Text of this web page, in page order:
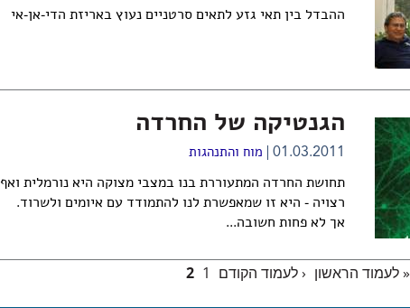
ההבדל בין תאי גזע לתאים סרטניים נעוץ באריזת הדי-אן-אי
הגנטיקה של החרדה
01.03.2011 מוח והתנהגות
תחושת החרדה המתעוררת בנו במצבי מצוקה היא נורמלית ואף
רצויה - היא זו שמאפשרת לנו להתמודד עם איומים ולשרוד.
אך לא פחות חשובה...
« לעמוד הראשון ‹ לעמוד הקודם 1
2